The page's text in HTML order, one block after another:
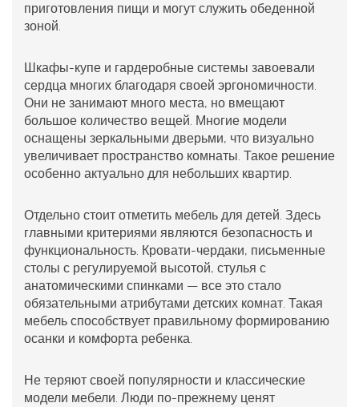
приготовления пищи и могут служить обеденной
зоной.
Шкафы-купе и гардеробные системы завоевали
сердца многих благодаря своей эргономичности.
Они не занимают много места, но вмещают
большое количество вещей. Многие модели
оснащены зеркальными дверьми, что визуально
увеличивает пространство комнаты. Такое решение
особенно актуально для небольших квартир.
Отдельно стоит отметить мебель для детей. Здесь
главными критериями являются безопасность и
функциональность. Кровати-чердаки, письменные
столы с регулируемой высотой, стулья с
анатомическими спинками — все это стало
обязательными атрибутами детских комнат. Такая
мебель способствует правильному формированию
осанки и комфорта ребенка.
Не теряют своей популярности и классические
модели мебели. Люди по-прежнему ценят